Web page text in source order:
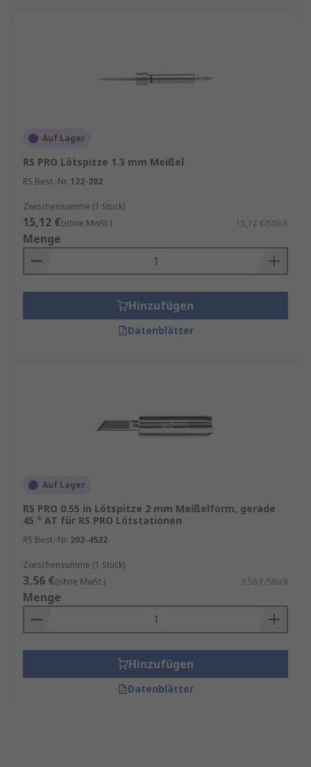
Auf Lager
RS PRO Lötspitze 1.3 mm Meißel
RS Best.-Nr. 122-202
Zwischensumme (1 Stück)
15,12 €(ohne MwSt.) 15,12 €/Stück
Menge
Hinzufügen
Datenblätter
Auf Lager
RS PRO 0.55 in Lötspitze 2 mm Meißelform, gerade
45 ° AT für RS PRO Lötstationen
RS Best.-Nr. 202-4532
Zwischensumme (1 Stück)
3,56 €(ohne MwSt.) 3,56 €/Stück
Menge
Hinzufügen
Datenblätter